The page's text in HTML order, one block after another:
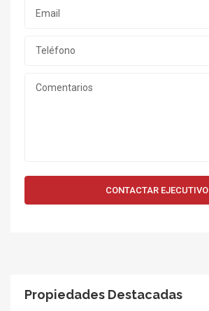
CONTACTAR EJECUTIVO
Propiedades Destacadas